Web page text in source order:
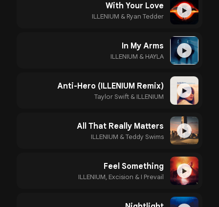
▶
With Your Love
ILLENIUM & Ryan Tedder
▶
In My Arms
ILLENIUM & HAYLA
▶
Anti-Hero (ILLENIUM Remix)
Taylor Swift & ILLENIUM
▶
All That Really Matters
ILLENIUM & Teddy Swims
▶
Feel Something
ILLENIUM, Excision & I Prevail